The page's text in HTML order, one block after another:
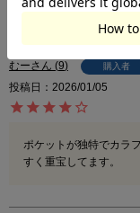
4.63
むー 9 購入者
投稿日
2026/01/05
ポケットが独特でカラ
すく重宝してます。